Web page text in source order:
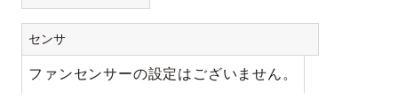
センサ
ファンセンサーの設定はございません。